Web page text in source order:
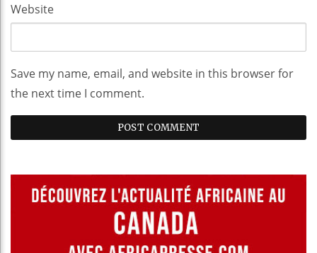
Website
Save my name, email, and website in this browser for
the next time I comment.